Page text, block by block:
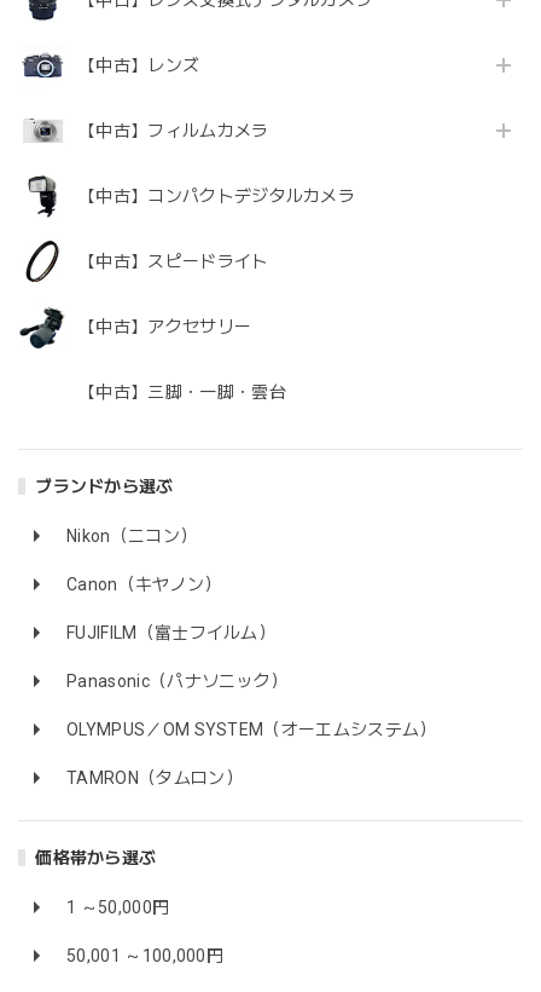
【中古】レンズ
【中古】フィルムカメラ
【中古】コンパクトデジタルカメラ
【中古】スピードライト
【中古】アクセサリー
【中古】三脚・一脚・雲台
ブランドから選ぶ
Nikon（ニコン）
Canon（キヤノン）
FUJIFILM（富士フイルム）
Panasonic（パナソニック）
OLYMPUS／OM SYSTEM（オーエムシステム）
TAMRON（タムロン）
価格帯から選ぶ
1 ～50,000円
50,001 ～100,000円